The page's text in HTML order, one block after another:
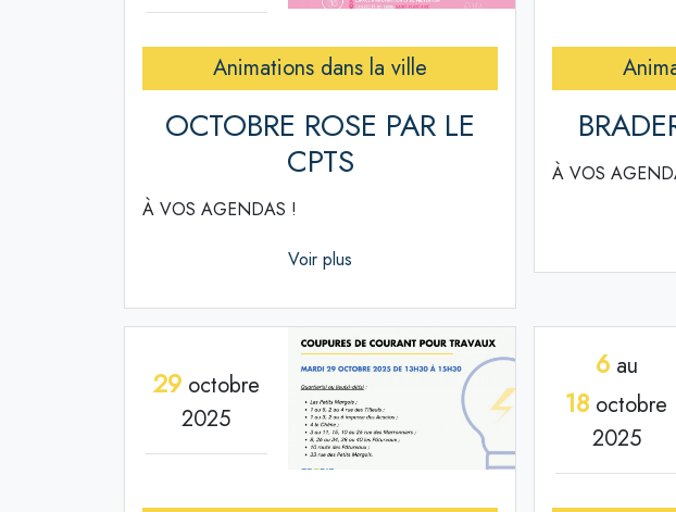
Animations dans la ville
OCTOBRE ROSE PAR LE
CPTS
À VOS AGENDAS !
Voir plus
À VOS
29octobre
2025
6au
18 octobre
2025